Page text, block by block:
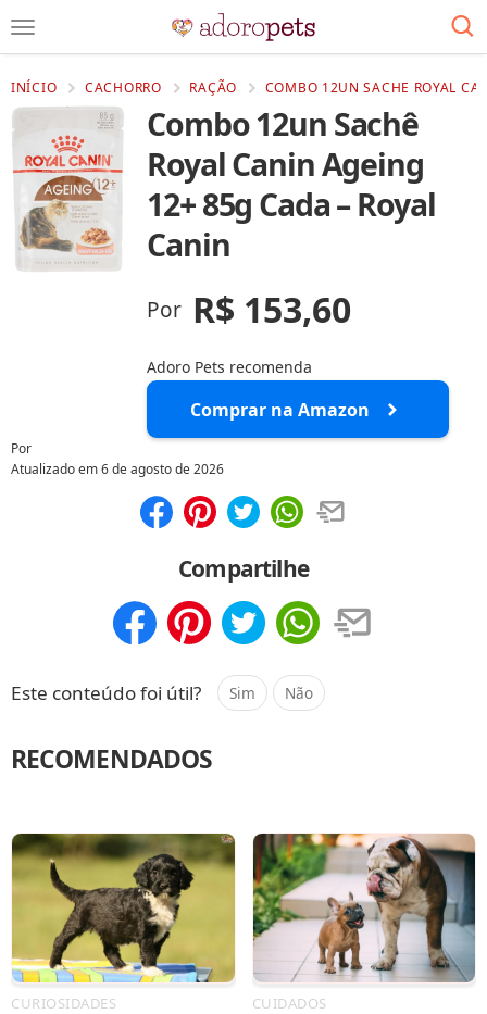
INÍCIO CACHORRO RAÇÃO COMBO 12UN SACHE ROYAL
Combo 12un Sachê
Royal Canin Ageing
12+ 85g Cada – Royal
Canin
Por R$ 153,60
Adoro Pets recomenda
Comprar na Amazon
Por
Atualizado em6 de agosto de 2026
Compartilhe
Este conteúdo foi útil? Sim Não
RECOMENDADOS
CURIOSIDADES CUIDADOS